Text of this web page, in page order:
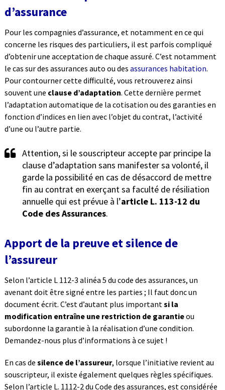
d’assurance
Pour les compagnies d’assurance, et notamment en ce qui
concerne les risques des particuliers, il est parfois compliqué
d’obtenir une acceptation de chaque assuré. C’est notamment
le cas sur des assurances auto ou des assurances habitation.
Pour contourner cette difficulté, vous retrouverez ainsi
souvent une clause d’adaptation. Cette dernière permet
l’adaptation automatique de la cotisation ou des garanties en
fonction d’indices en lien avec l’objet du contrat, l’activité
d’une ou l’autre partie.
Attention, si le souscripteur accepte par principe la
clause d’adaptation sans manifester sa volonté, il
garde la possibilité en cas de désaccord de mettre
fin au contrat en exerçant sa faculté de résiliation
annuelle qui est prévue à l’article L. 113-12 du
Code des Assurances.
Apport de la preuve et silence de
l’assureur
Selon l’article L 112-3 alinéa 5 du code des assurances, un
avenant doit être signé entre les parties ; Il faut donc un
document écrit. C’est d’autant plus importantsi la
modification entraîne une restriction de garantieou
subordonne la garantie à la réalisation d’une condition.
Demandez-nous plus d’informations à ce sujet !
En cas de silence de l’assureur, lorsque l’initiative revient au
souscripteur, il existe également quelques règles spécifiques.
Selon l’article L. 1112-2 du Code des assurances, est considérée